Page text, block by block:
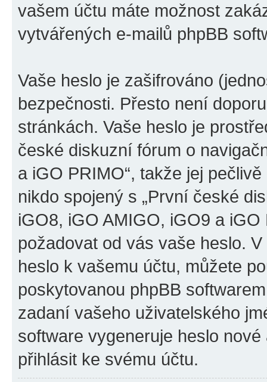
vašem účtu máte možnost
vytvářených e-mailů phpBB
Vaše heslo je zašifrováno
bezpečnosti. Přesto není
stránkách. Vaše heslo je
české diskuzní fórum o
a iGO PRIMO“, takže jej
nikdo spojený s „První české
iGO8, iGO AMIGO, iGO9 a
požadovat od vás vaše heslo.
heslo k vašemu účtu, můžete
poskytovanou phpBB
zadaní vašeho uživatelského
software vygeneruje heslo
přihlásit ke svému účtu.